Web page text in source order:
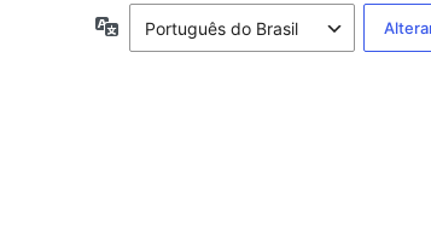
Idioma